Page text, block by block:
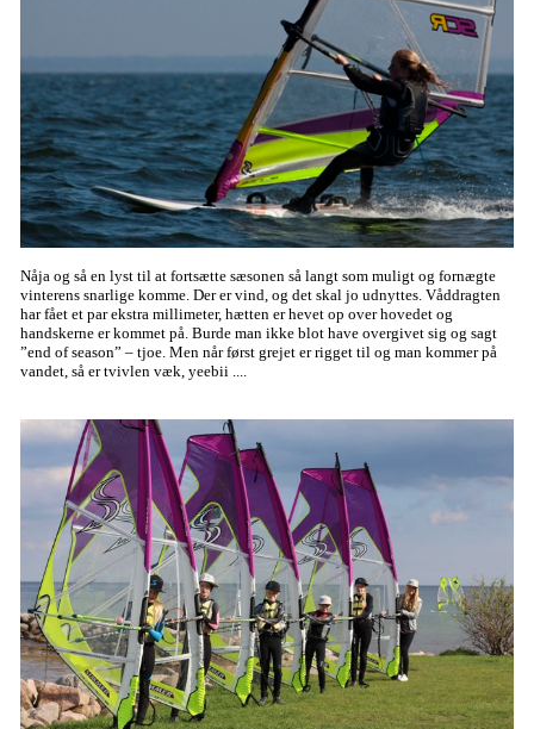
Nåja og så en lyst til at fortsætte sæsonen så langt som muligt og fornægte
vinterens snarlige komme. Der er vind, og det skal jo udnyttes. Våddragten
har fået et par ekstra millimeter, hætten er hevet op over hovedet og
handskerne er kommet på. Burde man ikke blot have overgivet sig og sagt
”end of season” – tjoe. Men når først grejet er rigget til og man kommer på
vandet, så er tvivlen væk, yeebii ....